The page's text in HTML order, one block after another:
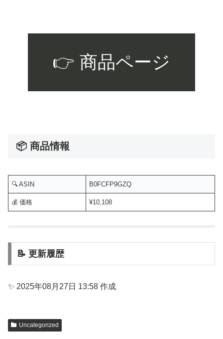
👉 商品ページ
📦 商品情報
🔍 ASIN B0FCFP9GZQ
💰 価格 ¥10,108
📝 更新履歴
✨ 2025年08月27日 13:58 作成
Uncategorized